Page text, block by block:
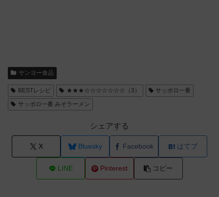
サンヨー食品
BESTレシピ ★★★☆☆☆☆☆☆☆（3）
サッポロ一番
サッポロ一番 みそラーメン
シェアする
X Bluesky Facebook はてブ
LINE Pinterest コピー